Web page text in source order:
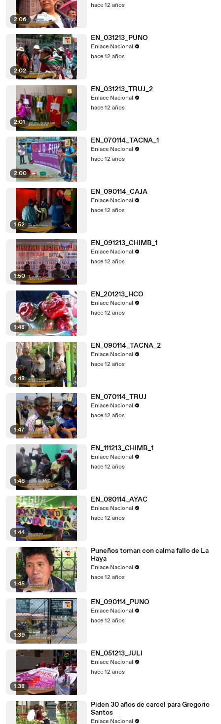
2:06
hace 12 años
2:02
EN_031213_PUNO
Enlace Nacional
hace 12 años
2:01
EN_031213_TRUJ_2
Enlace Nacional
hace 12 años
2:00
EN_070114_TACNA_1
Enlace Nacional
hace 12 años
1:52
EN_090114_CAJA
Enlace Nacional
hace 12 años
1:50
EN_091213_CHIMB_1
Enlace Nacional
hace 12 años
1:48
EN_201213_HCO
Enlace Nacional
hace 12 años
1:48
EN_090114_TACNA_2
Enlace Nacional
hace 12 años
1:47
EN_070114_TRUJ
Enlace Nacional
hace 12 años
1:46
EN_111213_CHIMB_1
Enlace Nacional
hace 12 años
1:44
EN_080114_AYAC
Enlace Nacional
hace 12 años
1:45
Puneños toman con calma fallo de La
Haya
Enlace Nacional
hace 12 años
1:39
EN_090114_PUNO
Enlace Nacional
hace 12 años
1:38
EN_051213_JULI
Enlace Nacional
hace 12 años
Piden 30 años de carcel para Gregorio
Santos
Enlace Nacional